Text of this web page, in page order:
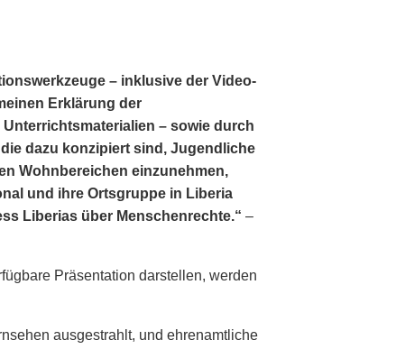
– inklusive der Video­
Erklärung der
– sowie durch
dazu konzipiert sind, Jugendliche
Wohnbereichen einzunehmen,
und ihre Ortsgruppe in Liberia
Liberias über Menschenrechte.“ –
Präsentation darstellen, werden
ausgestrahlt, und ehrenamtliche